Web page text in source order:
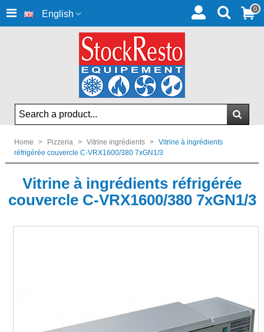
English 0
Home > Pizzeria > Vitrine ingrédients > Vitrine à ingrédients
réfrigérée couvercle C-VRX1600/380 7xGN1/3
Vitrine à ingrédients réfrigérée
couvercle C-VRX1600/380 7xGN1/3